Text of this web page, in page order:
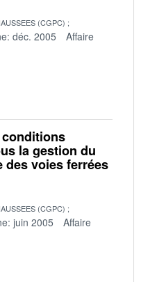
(CGPC)
déc. 2005
Affaire
la gestion du
des voies ferrées
(CGPC)
juin 2005
Affaire